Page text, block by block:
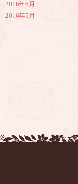
2016年6月
2016年5月